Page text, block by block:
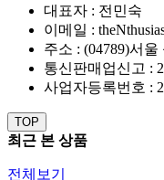
대표자 : 전민숙
이메일 :
주소 : (04789)서
통신판매업신고 :
사업자등록번호 :
TOP
최근 본 상품
전체보기